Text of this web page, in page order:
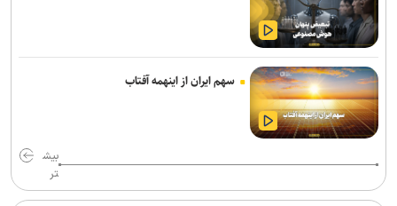
نتایج آزمون‌های سمپاد و نمونه دولتی پایه هفتم اعلام شد
آغاز ثبت‌نام دهمین دوره طرح شهید احمدی‌روشن ویژه استادان متقاضی
راهبری هسته‌های مسئله‌محور
بیانیه بسیج اساتید جهاددانشگاهی به مناسبت سالروز تأسیس
جهاددانشگاهی
سهم ایران از اینهمه آفتاب
بیش
تر